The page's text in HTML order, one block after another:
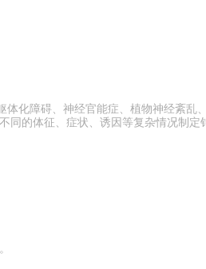
化障碍、神经官能症、植物神经紊乱
的体征、症状、诱因等复杂情况制定